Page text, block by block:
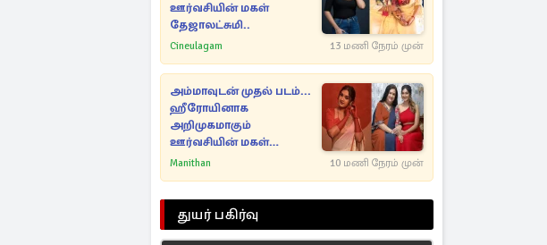
ஊர்வசியின் மகள்
தேஜாலட்சுமி..
Cineulagam 13 மணி நேரம் முன்
அம்மாவுடன் முதல் படம்...
ஹீரோயினாக
அறிமுகமாகும்
ஊர்வசியின் மகள்
தேஜலட்சுமி!
Manithan 10 மணி நேரம் முன்
துயர் பகிர்வு